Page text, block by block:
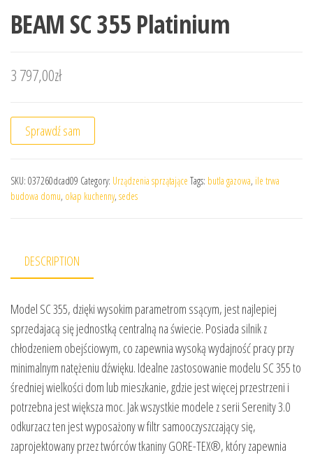
BEAM SC 355 Platinium
3 797,00zł
Sprawdź sam
SKU: 037260dcad09 Category: Urządzenia sprzątające Tags: butla gazowa, ile trwa
budowa domu, okap kuchenny, sedes
DESCRIPTION
Model SC 355, dzięki wysokim parametrom ssącym, jest najlepiej
sprzedajacą się jednostką centralną na świecie. Posiada silnik z
chłodzeniem obejściowym, co zapewnia wysoką wydajność pracy przy
minimalnym natężeniu dźwięku. Idealne zastosowanie modelu SC 355 to
średniej wielkości dom lub mieszkanie, gdzie jest więcej przestrzeni i
potrzebna jest większa moc. Jak wszystkie modele z serii Serenity 3.0
odkurzacz ten jest wyposażony w filtr samooczyszczający się,
zaprojektowany przez twórców tkaniny GORE-TEX®, który zapewnia